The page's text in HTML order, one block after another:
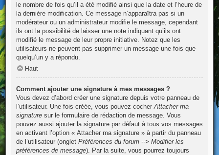
le nombre de fois qu’il a été modifié ainsi que la date et l’heure de
la dernière modification. Ce message n’apparaîtra pas si un
modérateur ou un administrateur modifie le message, cependant
ils ont la possibilité de laisser une note indiquant qu’ils ont
modifié le message de leur propre initiative. Notez que les
utilisateurs ne peuvent pas supprimer un message une fois que
quelqu’un y a répondu.
Haut
Comment ajouter une signature à mes messages ?
Vous devez d’abord créer une signature depuis votre panneau de
l’utilisateur. Une fois créée, vous pouvez cocherAttacher ma
signaturesur le formulaire de rédaction de message. Vous
pouvez aussi ajouter la signature par défaut à tous vos messages
en activant l’option « Attacher ma signature » à partir du panneau
de l’utilisateur (onglet Préférences du forum --> Modifier les
préférences de message). Par la suite, vous pourrez toujours